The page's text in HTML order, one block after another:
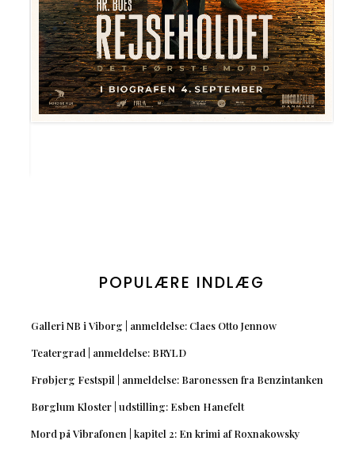
POPULÆRE INDLÆG
Galleri NB i Viborg | anmeldelse: Claes Otto Jennow
Teatergrad | anmeldelse: BRYLD
Frøbjerg Festspil | anmeldelse: Baronessen fra Benzintanken
Børglum Kloster | udstilling: Esben Hanefelt
Mord på Vibrafonen | kapitel 2: En krimi af Roxnakowsky